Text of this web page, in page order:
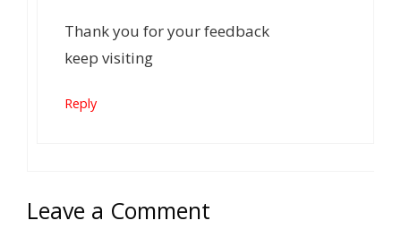
Thank you for your feedback
keep visiting
Reply
Leave a Comment